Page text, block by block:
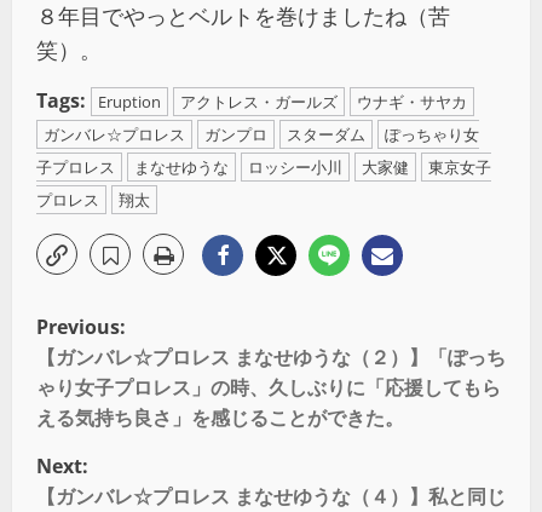
８年目でやっとベルトを巻けましたね（苦
笑）。
Tags: Eruption アクトレス・ガールズ
ウナギ・サヤカ
ガンバレ☆プロレス
ガンプロ スターダム
ぽっちゃり女
子プロレス
まなせゆうな ロッシー小川 大家健
東京女子
プロレス
翔太
Previous:
【ガンバレ☆プロレス まなせゆうな（２）】「ぽっち
ゃり女子プロレス」の時、久しぶりに「応援してもら
える気持ち良さ」を感じることができた。
Next:
【ガンバレ☆プロレス まなせゆうな（４）】私と同じ